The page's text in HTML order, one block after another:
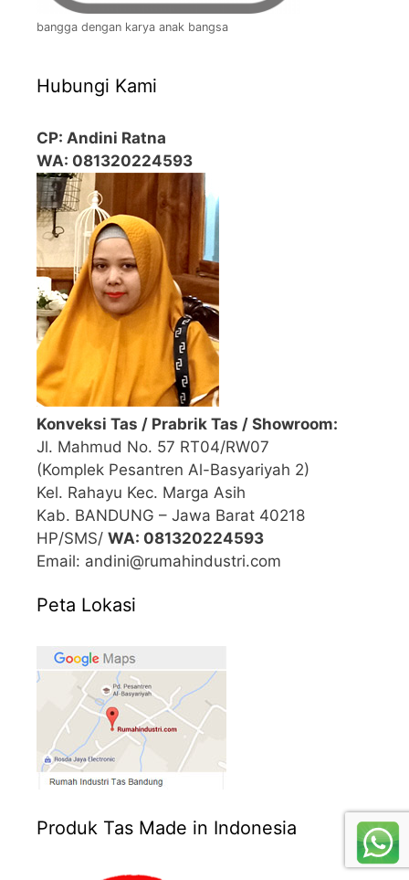
bangga dengan karya anak bangsa
Hubungi Kami
CP: Andini Ratna
WA: 081320224593
Konveksi Tas / Prabrik Tas / Showroom:
Jl. Mahmud No. 57 RT04/RW07
(Komplek Pesantren Al-Basyariyah 2)
Kel. Rahayu Kec. Marga Asih
Kab. BANDUNG – Jawa Barat 40218
HP/SMS/ WA: 081320224593
Email: andini@rumahindustri.com
Peta Lokasi
Produk Tas Made in Indonesia